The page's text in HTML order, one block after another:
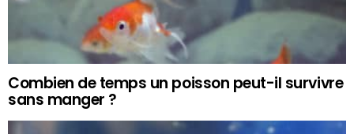
Combien de temps un poisson peut-il survivre
sans manger ?